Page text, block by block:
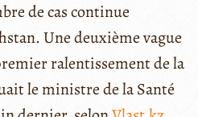
de cas continue
Une deuxième vague
ralentissement de la
le ministre de la Santé